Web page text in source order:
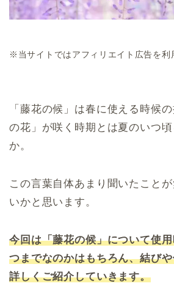
※当サイトではアフィリエイト広告を利
「藤花の候」は春に使える時候
の花」が咲く時期とは夏のいつ
か。
この言葉自体あまり聞いたこと
いかと思います。
今回は「藤花の候」について使
つまでなのかはもちろん、結び
詳しくご紹介していきます。